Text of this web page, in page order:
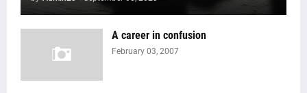
A career in confusion
February 03, 2007